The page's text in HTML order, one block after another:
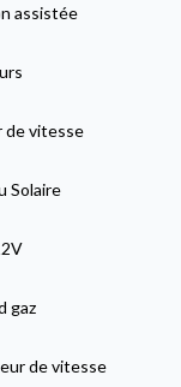
assistée
de vitesse
Solaire
gaz
de vitesse